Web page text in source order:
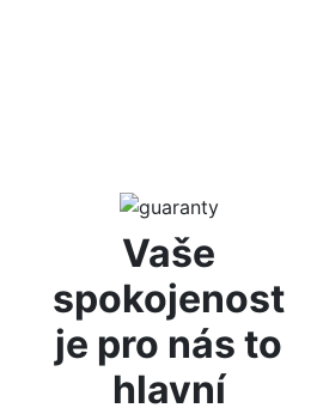
Vaše
spokojenost
je pro nás to
hlavní